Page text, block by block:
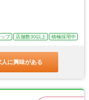
プ 店舗数30以上 積極採用中
人に興味がある